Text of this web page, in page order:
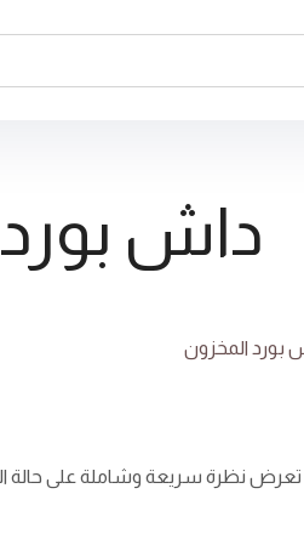
داش
بورد المخزون
تعرض نظرة سريعة وشاملة على حالة